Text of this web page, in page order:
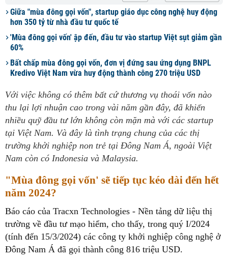
Giữa "mùa đông gọi vốn", startup giáo dục công nghệ huy động
hơn 350 tỷ từ nhà đầu tư quốc tế
'Mùa đông gọi vốn' ập đến, đầu tư vào startup Việt sụt giảm gần
60%
Bất chấp mùa đông gọi vốn, đơn vị đứng sau ứng dụng BNPL
Kredivo Việt Nam vừa huy động thành công 270 triệu USD
Với việc không có thêm bất cứ thương vụ thoái vốn nào
thu lại lợi nhuận cao trong vài năm gần đây, đã khiến
nhiều quỹ đầu tư lớn không còn mặn mà với các startup
tại Việt Nam. Và đây là tình trạng chung của các thị
trường khởi nghiệp non trẻ tại Đông Nam Á, ngoài Việt
Nam còn có Indonesia và Malaysia.
"Mùa đông gọi vốn' sẽ tiếp tục kéo dài đến hết
năm 2024?
Báo cáo của Tracxn Technologies - Nền tảng dữ liệu thị
trường về đầu tư mạo hiểm, cho thấy, trong quý I/2024
(tính đến 15/3/2024) các công ty khởi nghiệp công nghệ ở
Đông Nam Á đã gọi thành công 816 triệu USD.